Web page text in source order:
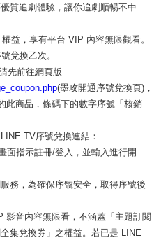
質追劇體驗，讓你追劇順暢不中
益，享有平台 VIP 內容無限觀看。
兌換乙次。
先前往網頁版
(墨攻開通序號兌換頁)，
此商品，條碼下的數字序號「核銷
TV序號兌換連結：
面指示註冊/登入，並輸入進行開
務，為確保序號安全，取得序號後
音內容無限看，不涵蓋「主題訂閱
集兌換券」之權益。若已是 LINE